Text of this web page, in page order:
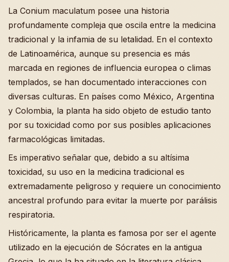
La Conium maculatum posee una historia
profundamente compleja que oscila entre la medicina
tradicional y la infamia de su letalidad. En el contexto
de Latinoamérica, aunque su presencia es más
marcada en regiones de influencia europea o climas
templados, se han documentado interacciones con
diversas culturas. En países como México, Argentina
y Colombia, la planta ha sido objeto de estudio tanto
por su toxicidad como por sus posibles aplicaciones
farmacológicas limitadas.
Es imperativo señalar que, debido a su altísima
toxicidad, su uso en la medicina tradicional es
extremadamente peligroso y requiere un conocimiento
ancestral profundo para evitar la muerte por parálisis
respiratoria.
Históricamente, la planta es famosa por ser el agente
utilizado en la ejecución de Sócrates en la antigua